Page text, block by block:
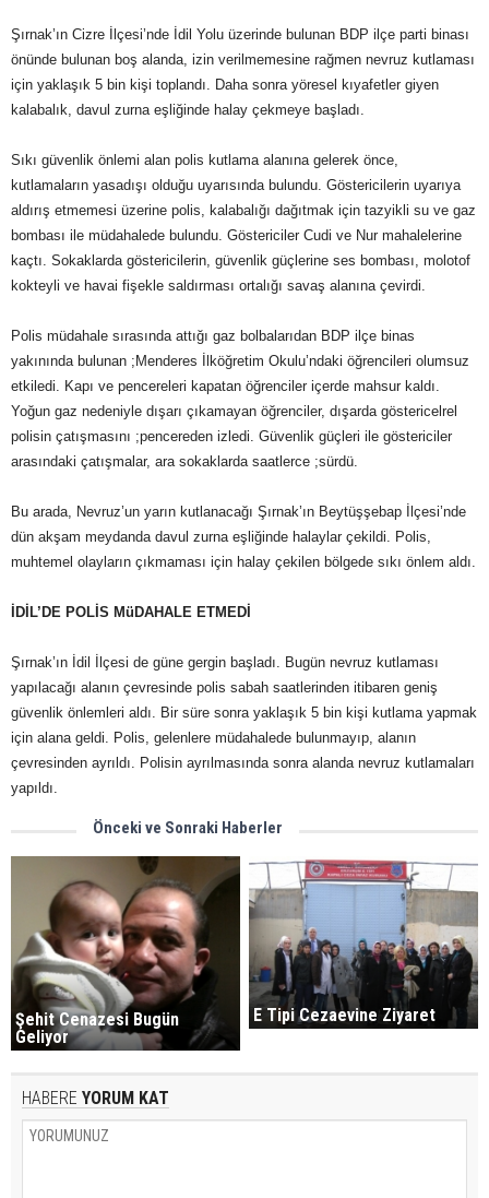
Şırnak’ın Cizre İlçesi’nde İdil Yolu üzerinde bulunan BDP ilçe parti binası
önünde bulunan boş alanda, izin verilmemesine rağmen nevruz kutlaması
için yaklaşık 5 bin kişi toplandı. Daha sonra yöresel kıyafetler giyen
kalabalık, davul zurna eşliğinde halay çekmeye başladı.
Sıkı güvenlik önlemi alan polis kutlama alanına gelerek önce,
kutlamaların yasadışı olduğu uyarısında bulundu. Göstericilerin uyarıya
aldırış etmemesi üzerine polis, kalabalığı dağıtmak için tazyikli su ve gaz
bombası ile müdahalede bulundu. Göstericiler Cudi ve Nur mahalelerine
kaçtı. Sokaklarda göstericilerin, güvenlik güçlerine ses bombası, molotof
kokteyli ve havai fişekle saldırması ortalığı savaş alanına çevirdi.
Polis müdahale sırasında attığı gaz bolbalarıdan BDP ilçe binas
yakınında bulunan ;Menderes İlköğretim Okulu’ndaki öğrencileri olumsuz
etkiledi. Kapı ve pencereleri kapatan öğrenciler içerde mahsur kaldı.
Yoğun gaz nedeniyle dışarı çıkamayan öğrenciler, dışarda göstericelrel
polisin çatışmasını ;pencereden izledi. Güvenlik güçleri ile göstericiler
arasındaki çatışmalar, ara sokaklarda saatlerce ;sürdü.
Bu arada, Nevruz’un yarın kutlanacağı Şırnak’ın Beytüşşebap İlçesi’nde
dün akşam meydanda davul zurna eşliğinde halaylar çekildi. Polis,
muhtemel olayların çıkmaması için halay çekilen bölgede sıkı önlem aldı.
İDİL’DE POLİS MüDAHALE ETMEDİ
Şırnak’ın İdil İlçesi de güne gergin başladı. Bugün nevruz kutlaması
yapılacağı alanın çevresinde polis sabah saatlerinden itibaren geniş
güvenlik önlemleri aldı. Bir süre sonra yaklaşık 5 bin kişi kutlama yapmak
için alana geldi. Polis, gelenlere müdahalede bulunmayıp, alanın
çevresinden ayrıldı. Polisin ayrılmasında sonra alanda nevruz kutlamaları
yapıldı.
Önceki ve Sonraki Haberler
Şehit Cenazesi Bugün
Geliyor
E Tipi Cezaevine Ziyaret
HABERE YORUM KAT